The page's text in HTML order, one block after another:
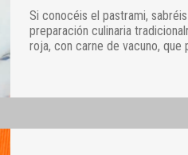
Si conocéis el pastrami,
preparación culinaria
roja, con carne de vacuno, que